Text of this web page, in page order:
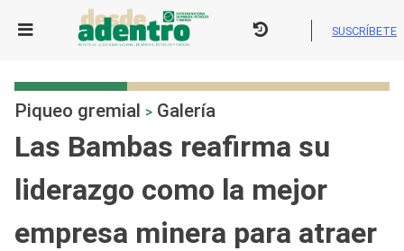
SUSCRÍBETE
Piqueo gremial > Galería
Las Bambas reafirma su
liderazgo como la mejor
empresa minera para atraer